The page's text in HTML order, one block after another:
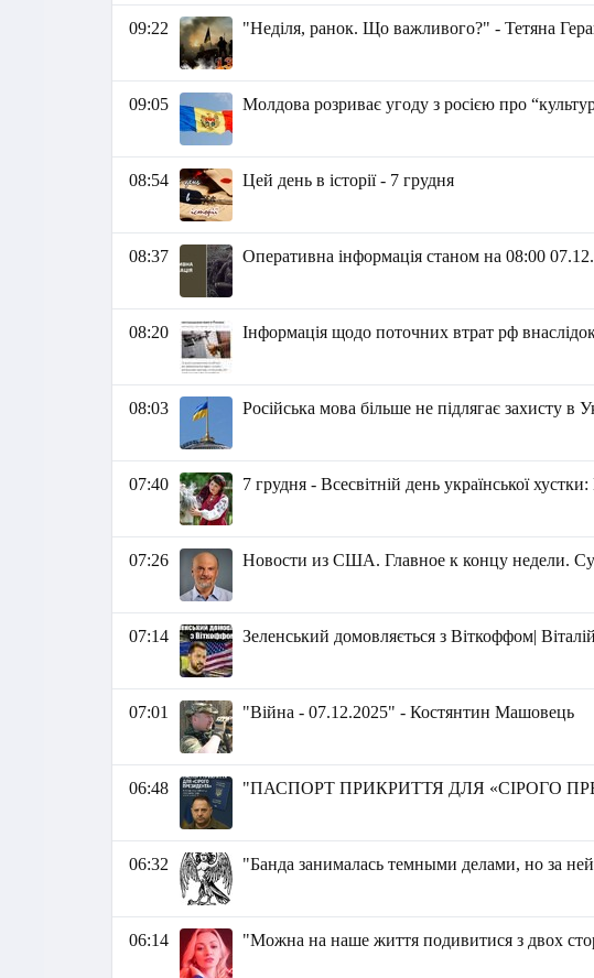
09:22 "Неділя, ранок. Що важливого?" - Тетяна
09:05 Молдова розриває угоду з росією про
08:54 Цей день в історії - 7 грудня
08:37 Оперативна інформація станом на 08:00
08:20 Інформація щодо поточних втрат рф
08:03 Російська мова більше не підлягає захисту в
07:40 7 грудня - Всесвітній день української
07:26 Новости из США. Главное к концу недели.
07:14 Зеленський домовляється з Віткоффом|
07:01 "Війна - 07.12.2025" - Костянтин Машовець
06:48 "ПАСПОРТ ПРИКРИТТЯ ДЛЯ «СІРОГО
06:32 "Банда занималась темными делами, но за
06:14 "Можна на наше життя подивитися з двох